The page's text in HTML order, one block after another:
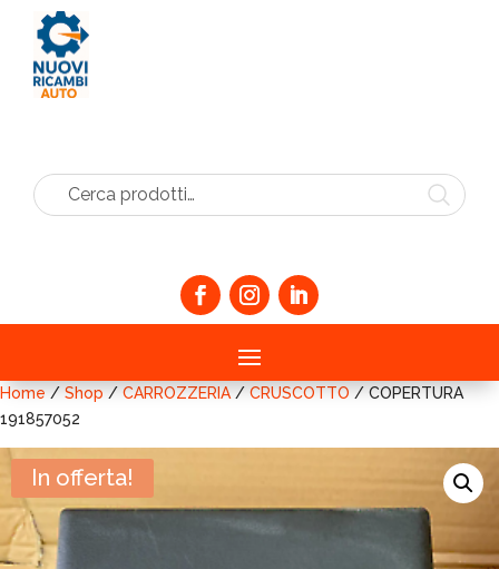
Cerca prodotti…
Home / Shop / CARROZZERIA/ CRUSCOTTO / COPERTURA
191857052
In offerta!